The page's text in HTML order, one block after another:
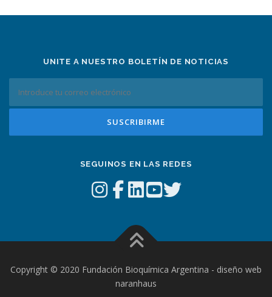
UNITE A NUESTRO BOLETÍN DE NOTICIAS
SEGUINOS EN LAS REDES
Copyright © 2020 Fundación Bioquímica Argentina - diseño web
naranhaus